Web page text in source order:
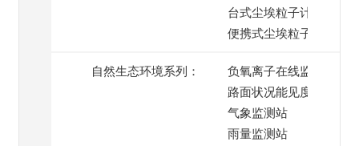
台式尘埃粒子计数器
便携式尘埃粒子计数器
自然生态环境系列：
负氧离子在线监测
路面状况能见度监测
气象监测站
雨量监测站